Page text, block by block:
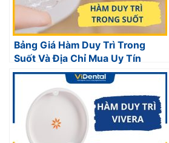
Bảng Giá Hàm Duy Trì Trong
Suốt Và Địa Chỉ Mua Uy Tín